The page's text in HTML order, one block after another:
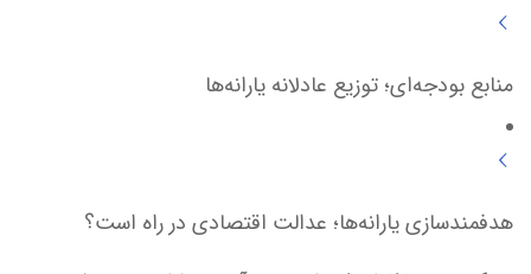
منابع بودجه‌ای؛ توزیع عادلانه یارانه‌ها
هدفمندسازی یارانه‌ها؛ عدالت اقتصادی در راه است؟